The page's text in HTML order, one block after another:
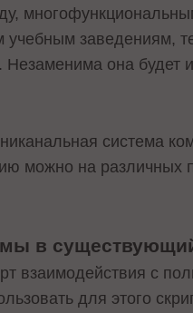
заведениям,
она будет
система
можно на различных
в
взаимодействия с
для этого